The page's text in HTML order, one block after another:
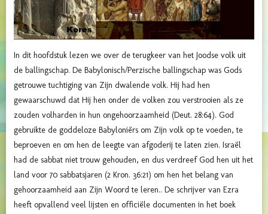
In dit hoofdstuk lezen we over de terugkeer van het Joodse volk uit
de ballingschap. De Babylonisch/Perzische ballingschap was Gods
getrouwe tuchtiging van Zijn dwalende volk. Hij had hen
gewaarschuwd dat Hij hen onder de volken zou verstrooien als ze
zouden volharden in hun ongehoorzaamheid (Deut. 28:64). God
gebruikte de goddeloze Babyloniërs om Zijn volk op te voeden, te
beproeven en om hen de leegte van afgoderij te laten zien. Israël
had de sabbat niet trouw gehouden, en dus verdreef God hen uit het
land voor 70 sabbatsjaren (2 Kron. 36:21) om hen het belang van
gehoorzaamheid aan Zijn Woord te leren.. De schrijver van Ezra
heeft opvallend veel lijsten en officiële documenten in het boek